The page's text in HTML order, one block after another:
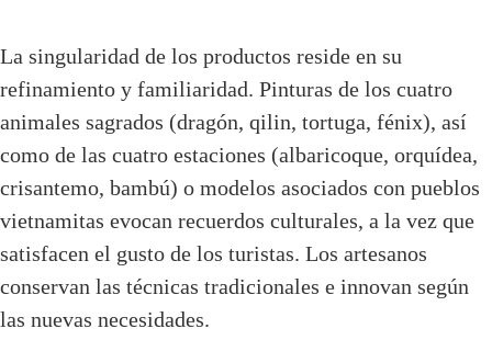
La singularidad de los productos reside en su
refinamiento y familiaridad. Pinturas de los cuatro
animales sagrados (dragón, qilin, tortuga, fénix), así
como de las cuatro estaciones (albaricoque, orquídea,
crisantemo, bambú) o modelos asociados con pueblos
vietnamitas evocan recuerdos culturales, a la vez que
satisfacen el gusto de los turistas. Los artesanos
conservan las técnicas tradicionales e innovan según
las nuevas necesidades.